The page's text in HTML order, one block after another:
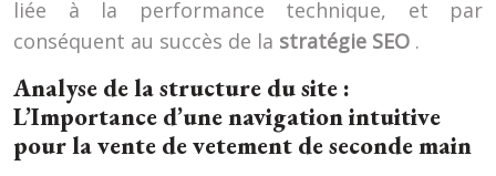
liée à la performance technique, et par
conséquent au succès de la stratégie SEO .
Analyse de la structure du site :
L’Importance d’une navigation intuitive
pour la vente de vetement de seconde main